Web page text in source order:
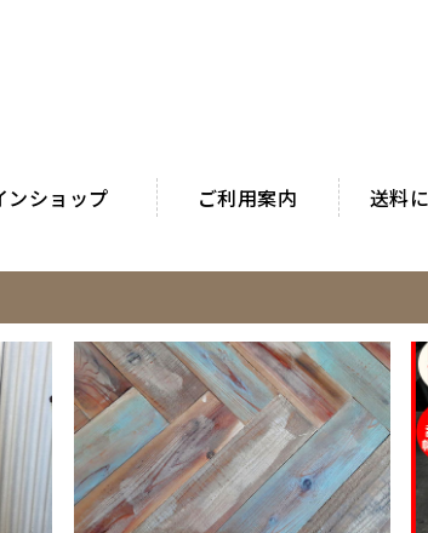
ンショップ ご利用案内 送料